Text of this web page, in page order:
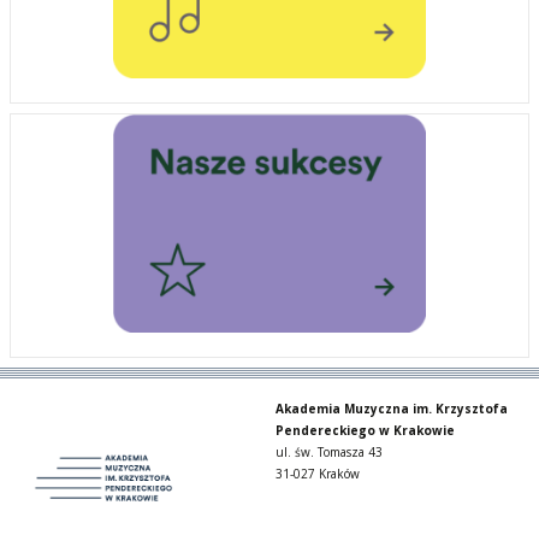
Akademia Muzyczna im. Krzysztofa
Pendereckiego w Krakowie
ul. św. Tomasza 43
31-027 Kraków